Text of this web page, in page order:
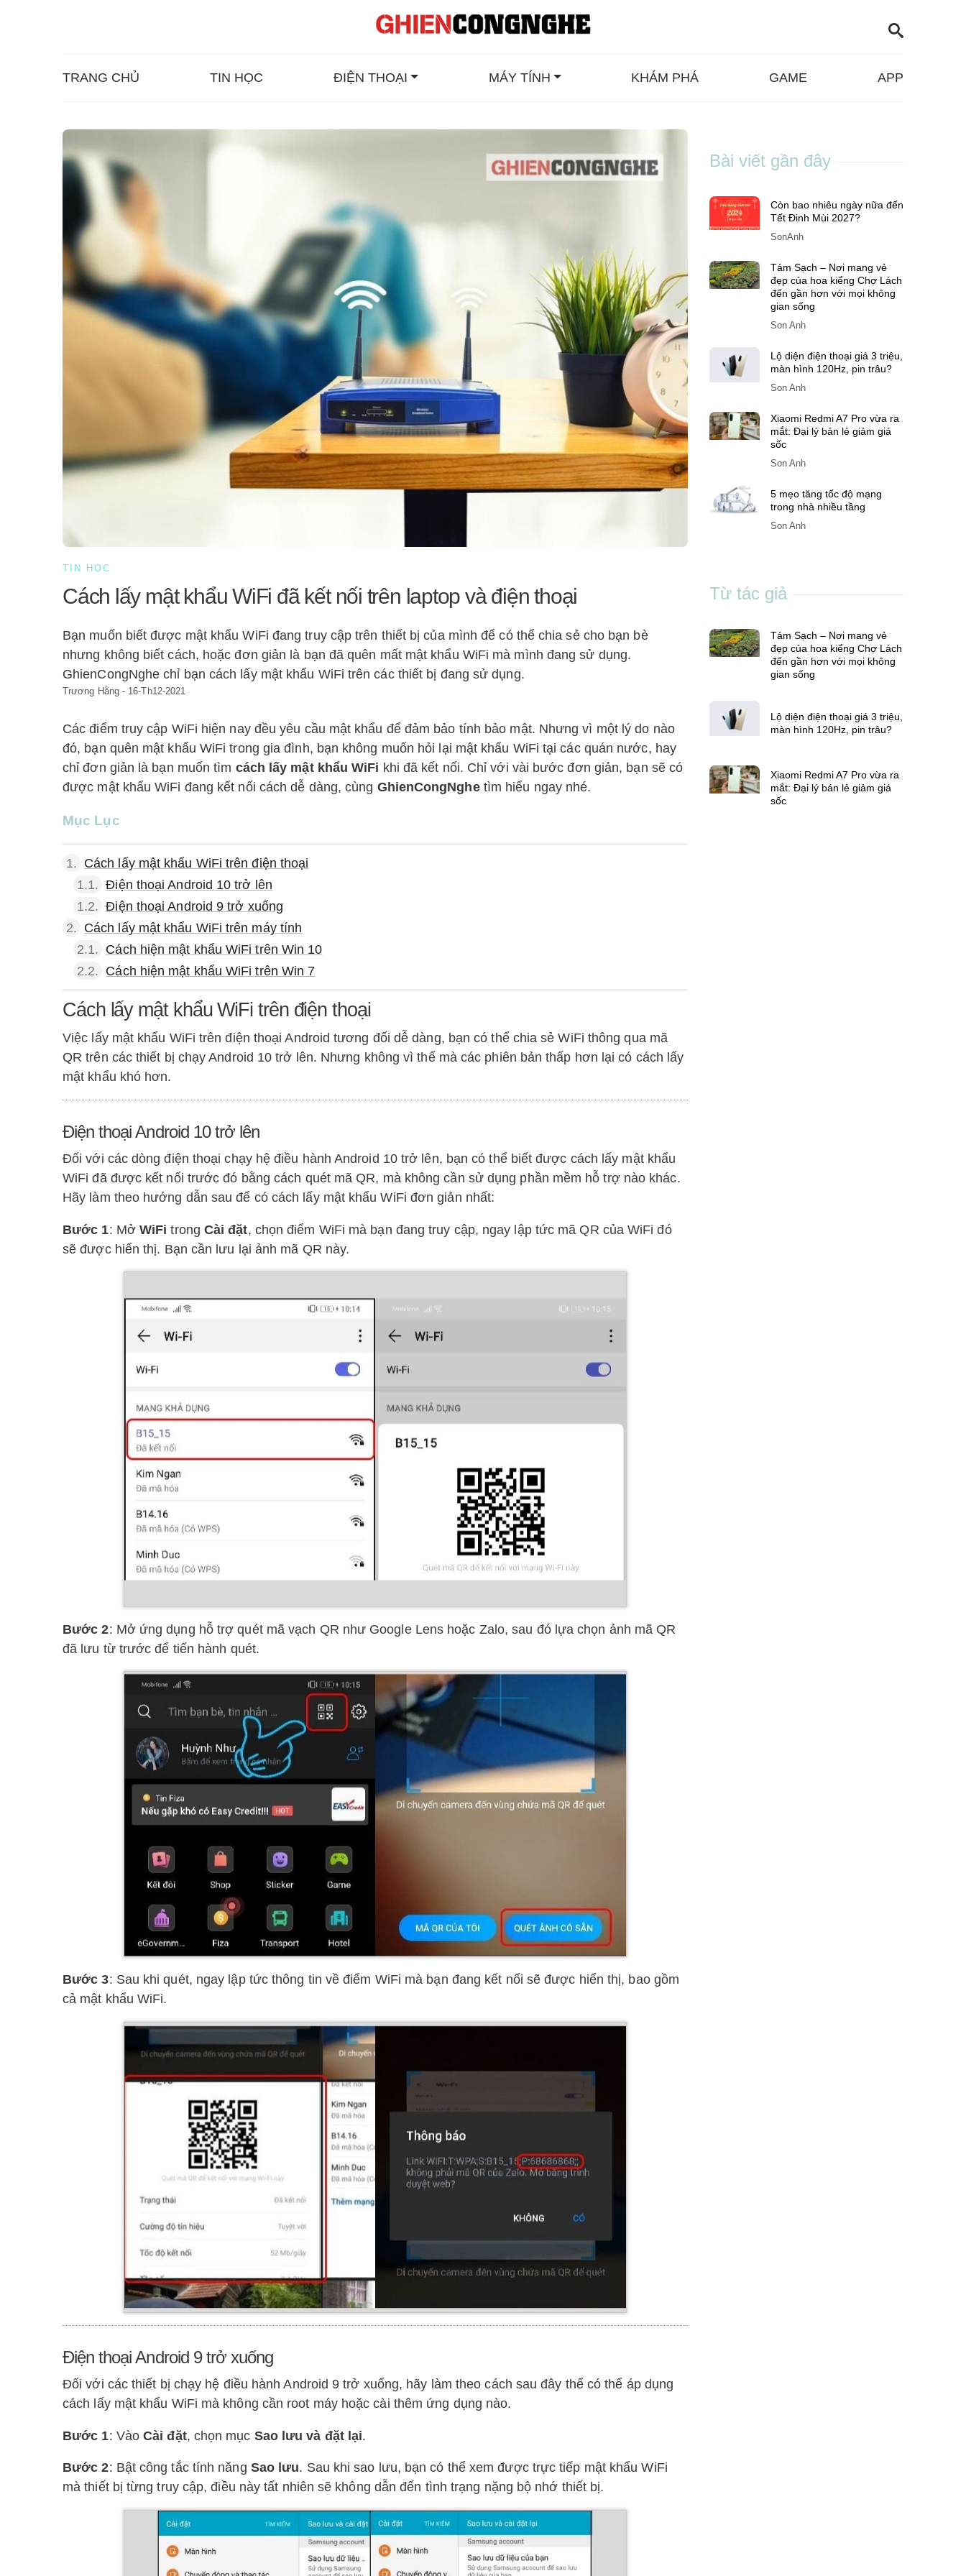
TRANG CHỦ TIN HỌC ĐIỆN THOẠI MÁY TÍNH KHÁM PHÁ GAME APP
TIN HỌC
Cách lấy mật khẩu WiFi đã kết nối trên laptop và điện thoại
Bạn muốn biết được mật khẩu WiFi đang truy cập trên thiết bị của mình để có thể chia sẻ cho bạn bè
nhưng không biết cách, hoặc đơn giản là bạn đã quên mất mật khẩu WiFi mà mình đang sử dụng.
GhienCongNghe chỉ bạn cách lấy mật khẩu WiFi trên các thiết bị đang sử dụng.
Trương Hằng- 16-Th12-2021
Các điểm truy cập WiFi hiện nay đều yêu cầu mật khẩu để đảm bảo tính bảo mật. Nhưng vì một lý do nào
đó, bạn quên mật khẩu WiFi trong gia đình, bạn không muốn hỏi lại mật khẩu WiFi tại các quán nước, hay
chỉ đơn giản là bạn muốn tìm cách lấy mật khẩu WiFi khi đã kết nối. Chỉ với vài bước đơn giản, bạn sẽ có
được mật khẩu WiFi đang kết nối cách dễ dàng, cùng GhienCongNghetìm hiểu ngay nhé.
Mục Lục
1. Cách lấy mật khẩu WiFi trên điện thoại
1.1. Điện thoại Android 10 trở lên
1.2. Điện thoại Android 9 trở xuống
2. Cách lấy mật khẩu WiFi trên máy tính
2.1. Cách hiện mật khẩu WiFi trên Win 10
2.2. Cách hiện mật khẩu WiFi trên Win 7
Cách lấy mật khẩu WiFi trên điện thoại
Việc lấy mật khẩu WiFi trên điện thoại Android tương đối dễ dàng, bạn có thể chia sẻ WiFi thông qua mã
QR trên các thiết bị chạy Android 10 trở lên. Nhưng không vì thế mà các phiên bản thấp hơn lại có cách lấy
mật khẩu khó hơn.
Điện thoại Android 10 trở lên
Đối với các dòng điện thoại chạy hệ điều hành Android 10 trở lên, bạn có thể biết được cách lấy mật khẩu
WiFi đã được kết nối trước đó bằng cách quét mã QR, mà không cần sử dụng phần mềm hỗ trợ nào khác.
Hãy làm theo hướng dẫn sau để có cách lấy mật khẩu WiFi đơn giản nhất:
Bước 1: Mở WiFi trong Cài đặt, chọn điểm WiFi mà bạn đang truy cập, ngay lập tức mã QR của WiFi đó
sẽ được hiển thị. Bạn cần lưu lại ảnh mã QR này.
Bước 2: Mở ứng dụng hỗ trợ quét mã vạch QR như Google Lens hoặc Zalo, sau đó lựa chọn ảnh mã QR
đã lưu từ trước để tiến hành quét.
Bước 3: Sau khi quét, ngay lập tức thông tin về điểm WiFi mà bạn đang kết nối sẽ được hiển thị, bao gồm
cả mật khẩu WiFi.
Điện thoại Android 9 trở xuống
Đối với các thiết bị chạy hệ điều hành Android 9 trở xuống, hãy làm theo cách sau đây thể có thể áp dụng
cách lấy mật khẩu WiFi mà không cần root máy hoặc cài thêm ứng dụng nào.
Bước 1: VàoCài đặt, chọn mục Sao lưu và đặt lại.
Bước 2: Bật công tắc tính năng Sao lưu. Sau khi sao lưu, bạn có thể xem được trực tiếp mật khẩu WiFi
mà thiết bị từng truy cập, điều này tất nhiên sẽ không dẫn đến tình trạng nặng bộ nhớ thiết bị.
Bài viết gần đây
Còn bao nhiêu ngày nữa đến
Tết Đinh Mùi 2027?
SonAnh
Tám Sạch – Nơi mang vẻ
đẹp của hoa kiểng Chợ Lách
đến gần hơn với mọi không
gian sống
Son Anh
Lộ diện điện thoại giá 3 triệu,
màn hình 120Hz, pin trâu?
Son Anh
Xiaomi Redmi A7 Pro vừa ra
mắt: Đại lý bán lẻ giảm giá
sốc
Son Anh
5 mẹo tăng tốc độ mạng
trong nhà nhiều tầng
Son Anh
Từ tác giả
Tám Sạch – Nơi mang vẻ
đẹp của hoa kiểng Chợ Lách
đến gần hơn với mọi không
gian sống
Lộ diện điện thoại giá 3 triệu,
màn hình 120Hz, pin trâu?
Xiaomi Redmi A7 Pro vừa ra
mắt: Đại lý bán lẻ giảm giá
sốc